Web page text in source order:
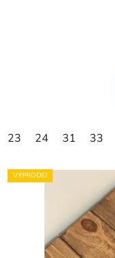
23 24 31 33
VÝPRODEJ